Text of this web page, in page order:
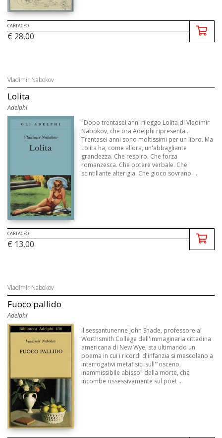
CARTACEO
€ 28,00
Vladimir Nabokov
Lolita
Adelphi
"Dopo trentasei anni rileggo Lolita di Vladimir
Nabokov, che ora Adelphi ripresenta...
Trentasei anni sono moltissimi per un libro. Ma
Lolita ha, come allora, un'abbagliante
grandezza. Che respiro. Che forza
romanzesca. Che potere verbale. Che
scintillante alterigia. Che gioco sovrano. ...
CARTACEO
€ 13,00
Vladimir Nabokov
Fuoco pallido
Adelphi
Il sessantunenne John Shade, professore al
Worthsmith College dell'immaginaria cittadina
americana di New Wye, sta ultimando un
poema in cui i ricordi d'infanzia si mescolano a
interrogativi metafisici sull'"osceno,
inammissibile abisso" della morte, che
incombe ossessivamente sul poet ...